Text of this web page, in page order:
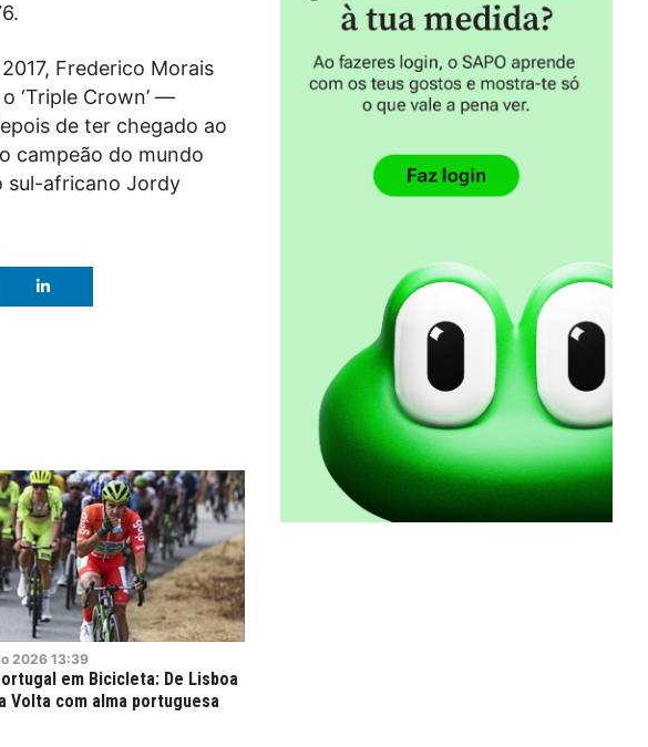
Frederico Morais
‘Triple Crown’ —
de ter chegado ao
campeão do mundo
sul-africano Jordy
2026 13:39
em Bicicleta: De Lisboa
Volta com alma portuguesa